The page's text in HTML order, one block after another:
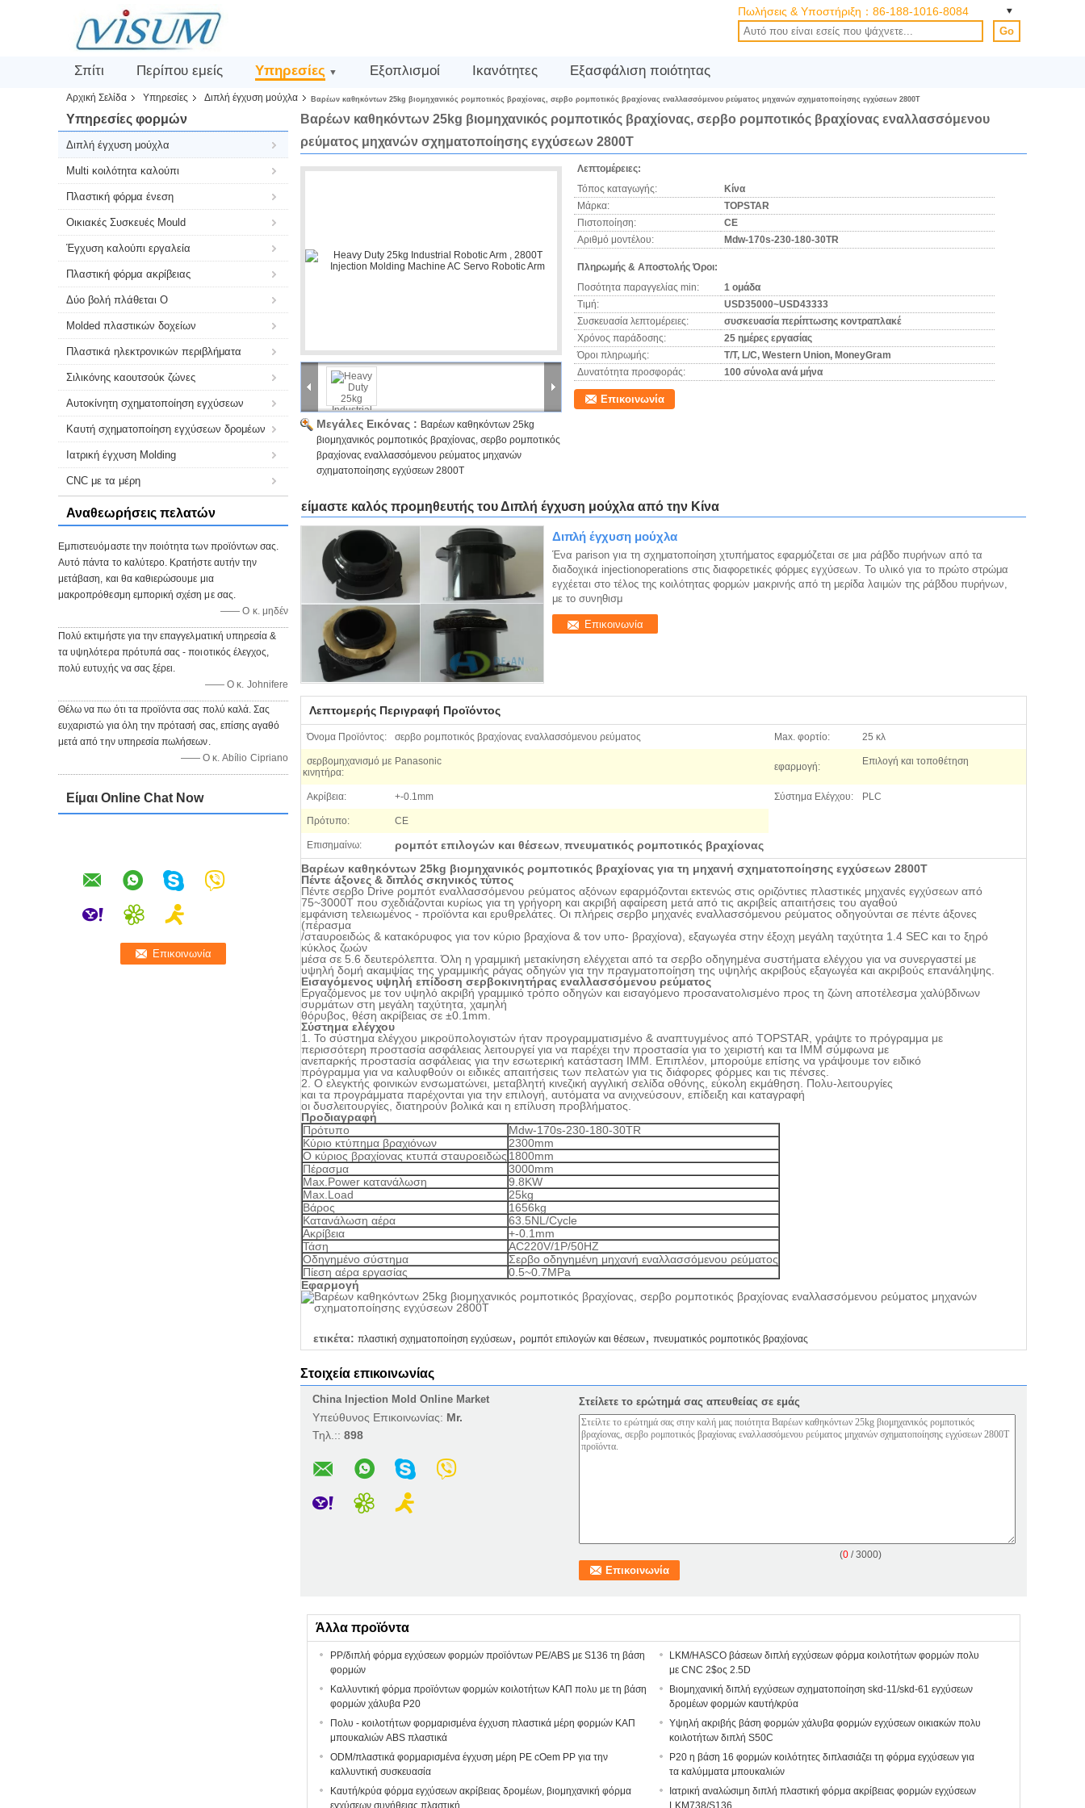
Πωλήσεις & Υποστήριξη： 86-188-1016-8084
Go
Σπίτι Περίπου εμείς Υπηρεσίες ▼ Εξοπλισμοί Ικανότητες Εξασφάλιση ποιότητας
Αρχική Σελίδα Υπηρεσίες Διπλή έγχυση μούχλα Βαρέων καθηκόντων 25kg βιομηχανικός ρομποτικός βραχίονας, σερβο ρομποτικός βραχίονας εναλλασσόμενου ρεύματος μηχανών σχηματοποίησης εγχύσεων 2800T
Υπηρεσίες φορμών
Διπλή έγχυση μούχλα
Multi κοιλότητα καλούπι
Πλαστική φόρμα ένεση
Οικιακές Συσκευές Mould
Έγχυση καλούπι εργαλεία
Πλαστική φόρμα ακρίβειας
Δύο βολή πλάθεται Ο
Molded πλαστικών δοχείων
Πλαστικά ηλεκτρονικών περιβλήματα
Σιλικόνης καουτσούκ ζώνες
Αυτοκίνητη σχηματοποίηση εγχύσεων
Καυτή σχηματοποίηση εγχύσεων δρομέων
Ιατρική έγχυση Molding
CNC με τα μέρη
Αναθεωρήσεις πελατών
Εμπιστευόμαστε την ποιότητα των προϊόντων σας.
Αυτό πάντα το καλύτερο. Κρατήστε αυτήν την
μετάβαση, και θα καθιερώσουμε μια
μακροπρόθεσμη εμπορική σχέση με σας.
—— Ο κ. μηδέν
Πολύ εκτιμήστε για την επαγγελματική υπηρεσία &
τα υψηλότερα πρότυπά σας - ποιοτικός έλεγχος,
πολύ ευτυχής να σας ξέρει.
—— Ο κ. Johnifere
Θέλω να πω ότι τα προϊόντα σας πολύ καλά. Σας
ευχαριστώ για όλη την πρότασή σας, επίσης αγαθό
μετά από την υπηρεσία πωλήσεων.
—— Ο κ. Abílio Cipriano
Είμαι Online Chat Now
Βαρέων καθηκόντων 25kg βιομηχανικός ρομποτικός βραχίονας, σερβο ρομποτικός βραχίονας εναλλασσόμενου
ρεύματος μηχανών σχηματοποίησης εγχύσεων 2800T
Μεγάλες Εικόνας : Βαρέων καθηκόντων 25kg
βιομηχανικός ρομποτικός βραχίονας, σερβο ρομποτικός
βραχίονας εναλλασσόμενου ρεύματος μηχανών
σχηματοποίησης εγχύσεων 2800T
Λεπτομέρειες:
Τόπος καταγωγής:
Κίνα
Μάρκα:
TOPSTAR
Πιστοποίηση:
CE
Αριθμό μοντέλου:
Mdw-170s-230-180-30TR
Πληρωμής & Αποστολής Όροι:
Ποσότητα παραγγελίας min:
1 ομάδα
Τιμή:
USD35000~USD43333
Συσκευασία λεπτομέρειες:
συσκευασία περίπτωσης κοντραπλακέ
Χρόνος παράδοσης:
25 ημέρες εργασίας
Όροι πληρωμής:
T/T, L/C, Western Union, MoneyGram
Δυνατότητα προσφοράς:
100 σύνολα ανά μήνα
Επικοινωνία
είμαστε καλός προμηθευτής του Διπλή έγχυση μούχλα από την Κίνα
Διπλή έγχυση μούχλα
Ένα parison για τη σχηματοποίηση χτυπήματος εφαρμόζεται σε μια ράβδο πυρήνων από τα
διαδοχικά injectionoperations στις διαφορετικές φόρμες εγχύσεων. Το υλικό για το πρώτο στρώμα
εγχέεται στο τέλος της κοιλότητας φορμών μακρινής από τη μερίδα λαιμών της ράβδου πυρήνων,
με το συνηθισμ
Επικοινωνία
Λεπτομερής Περιγραφή Προϊόντος
Όνομα Προϊόντος: σερβο ρομποτικός βραχίονας εναλλασσόμενου ρεύματος Max. φορτίο: 25 κλ
σερβομηχανισμό με
κινητήρα:
Panasonic εφαρμογή: Επιλογή και τοποθέτηση
Ακρίβεια: +-0.1mm Σύστημα Ελέγχου: PLC
Πρότυπο: CE
Επισημαίνω: ρομπότ επιλογών και θέσεων, πνευματικός ρομποτικός βραχίονας
Βαρέων καθηκόντων 25kg βιομηχανικός ρομποτικός βραχίονας για τη μηχανή σχηματοποίησης εγχύσεων 2800T
Πέντε άξονες & διπλός σκηνικός τύπος
Πέντε σερβο Drive ρομπότ εναλλασσόμενου ρεύματος αξόνων εφαρμόζονται εκτενώς στις οριζόντιες πλαστικές μηχανές εγχύσεων από
75~3000T που σχεδιάζονται κυρίως για τη γρήγορη και ακριβή αφαίρεση μετά από τις ακριβείς απαιτήσεις του αγαθού
εμφάνιση τελειωμένος - προϊόντα και ερυθρελάτες. Οι πλήρεις σερβο μηχανές εναλλασσόμενου ρεύματος οδηγούνται σε πέντε άξονες
(πέρασμα
/σταυροειδώς & κατακόρυφος για τον κύριο βραχίονα & τον υπο- βραχίονα), εξαγωγέα στην έξοχη μεγάλη ταχύτητα 1.4 SEC και το ξηρό
κύκλος ζωών
μέσα σε 5.6 δευτερόλεπτα.Όλη η γραμμική μετακίνηση ελέγχεται από τα σερβο οδηγημένα συστήματα ελέγχου για να συνεργαστεί με
υψηλή δομή ακαμψίας της γραμμικής ράγας οδηγών για την πραγματοποίηση της υψηλής ακριβούς εξαγωγέα και ακριβούς επανάληψης.
Εισαγόμενος υψηλή επίδοση σερβοκινητήρας εναλλασσόμενου ρεύματος
Εργαζόμενος με τον υψηλό ακριβή γραμμικό τρόπο οδηγών και εισαγόμενο προσανατολισμένο προς τη ζώνη αποτέλεσμα χαλύβδινων
συρμάτων στη μεγάλη ταχύτητα, χαμηλή
θόρυβος, θέση ακρίβειας σε ±0.1mm.
Σύστημα ελέγχου
1. Το σύστημα ελέγχου μικροϋπολογιστών ήταν προγραμματισμένο & αναπτυγμένος από TOPSTAR, γράψτε το πρόγραμμα με
περισσότερη προστασία ασφάλειας λειτουργεί για να παρέχει την προστασία για το χειριστή και τα IMM σύμφωνα με
ανεπαρκής προστασία ασφάλειας για την εσωτερική κατάσταση IMM. Επιπλέον, μπορούμε επίσης να γράψουμε τον ειδικό
πρόγραμμα για να καλυφθούν οι ειδικές απαιτήσεις των πελατών για τις διάφορες φόρμες και τις πένσες.
2. Ο ελεγκτής φοινικών ενσωματώνει, μεταβλητή κινεζική αγγλική σελίδα οθόνης, εύκολη εκμάθηση. Πολυ-λειτουργίες
και τα προγράμματα παρέχονται για την επιλογή, αυτόματα να ανιχνεύσουν, επίδειξη και καταγραφή
οι δυσλειτουργίες, διατηρούν βολικά και η επίλυση προβλήματος.
Προδιαγραφή
Πρότυπο
Mdw-170s-230-180-30TR
Κύριο κτύπημα βραχιόνων
2300mm
Ο κύριος βραχίονας κτυπά σταυροειδώς 1800mm
Πέρασμα
3000mm
Max.Power κατανάλωση
9.8KW
Max.Load
25kg
Βάρος
1656kg
Κατανάλωση αέρα
63.5NL/Cycle
Ακρίβεια
+-0.1mm
Τάση
AC220V/1P/50HZ
Οδηγημένο σύστημα
Σερβο οδηγημένη μηχανή εναλλασσόμενου ρεύματος
Πίεση αέρα εργασίας
0.5~0.7MPa
Εφαρμογή
ετικέτα: πλαστική σχηματοποίηση εγχύσεων, ρομπότ επιλογών και θέσεων, πνευματικός ρομποτικός βραχίονας
Στοιχεία επικοινωνίας
China Injection Mold Online Market
Υπεύθυνος Επικοινωνίας: Mr.
Τηλ.:: 898
Στείλετε το ερώτημά σας απευθείας σε εμάς
(0 / 3000)
Άλλα προϊόντα
PP/διπλή φόρμα εγχύσεων φορμών προϊόντων PE/ABS με S136 τη βάση
φορμών
LKM/HASCO βάσεων διπλή εγχύσεων φόρμα κοιλοτήτων φορμών πολυ
με CNC 2$ος 2.5D
Καλλυντική φόρμα προϊόντων φορμών κοιλοτήτων ΚΑΠ πολυ με τη βάση
φορμών χάλυβα P20
Βιομηχανική διπλή εγχύσεων σχηματοποίηση skd-11/skd-61 εγχύσεων
δρομέων φορμών καυτή/κρύα
Πολυ - κοιλοτήτων φορμαρισμένα έγχυση πλαστικά μέρη φορμών ΚΑΠ
μπουκαλιών ABS πλαστικά
Υψηλή ακριβής βάση φορμών χάλυβα φορμών εγχύσεων οικιακών πολυ
κοιλοτήτων διπλή S50C
ODM/πλαστικά φορμαρισμένα έγχυση μέρη PE cOem PP για την
καλλυντική συσκευασία
P20 η βάση 16 φορμών κοιλότητες διπλασιάζει τη φόρμα εγχύσεων για
τα καλύμματα μπουκαλιών
Καυτή/κρύα φόρμα εγχύσεων ακρίβειας δρομέων, βιομηχανική φόρμα
εγχύσεων συνήθειας πλαστική
Ιατρική αναλώσιμη διπλή πλαστική φόρμα ακρίβειας φορμών εγχύσεων
LKM738/S136